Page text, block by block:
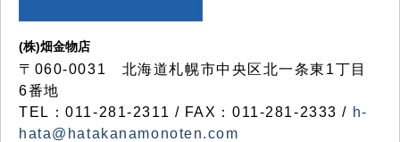
(株)畑金物店
〒060-0031 北海道札幌市中央区北一条東1丁目
6番地
TEL：011-281-2311 / FAX：011-281-2333 / h-
hata@hatakanamonoten.com